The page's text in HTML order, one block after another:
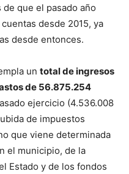
que el pasado año
desde 2015, ya
desde entonces.
un total de ingresos
de 56.875.254
ejercicio (4.536.008
de impuestos
que viene determinada
el municipio, de la
Estado y de los fondos